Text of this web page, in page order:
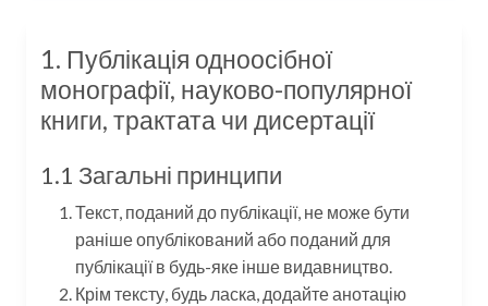
1. Публікація одноосібної
монографії, науково-популярної
книги, трактата чи дисертації
1.1 Загальні принципи
Текст, поданий до публікації, не може бути
раніше опублікований або поданий для
публікації в будь-яке інше видавництво.
Крім тексту, будь ласка, додайте анотацію